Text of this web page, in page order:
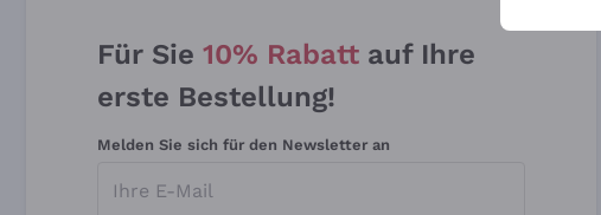
Für Sie 10% Rabatt auf Ihre
erste Bestellung!
Melden Sie sich für den Newsletter an